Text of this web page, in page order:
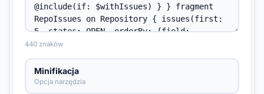
440 znaków
Minifikacja
Opcja narzędzia